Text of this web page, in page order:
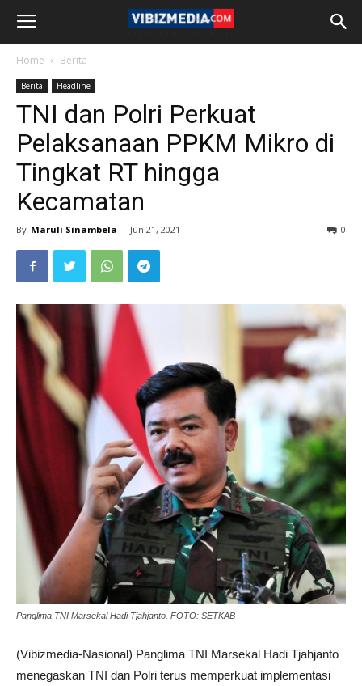
Home Berita
Berita Headline
TNI dan Polri Perkuat
Pelaksanaan PPKM Mikro di
Tingkat RT hingga
Kecamatan
By Maruli Sinambela - Jun 21, 2021 0
Panglima TNI Marsekal Hadi Tjahjanto. FOTO: SETKAB
(Vibizmedia-Nasional) Panglima TNI Marsekal Hadi Tjahjanto
menegaskan TNI dan Polri terus memperkuat implementasi